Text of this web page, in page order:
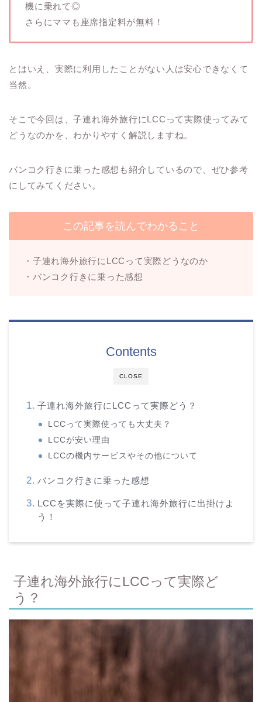
機に乗れて◎
さらにママも座席指定料が無料！
とはいえ、実際に利用したことがない人は安心できなくて
当然。
そこで今回は、子連れ海外旅行にLCCって実際使ってみて
どうなのかを、わかりやすく解説しますね。
バンコク行きに乗った感想も紹介しているので、ぜひ参考
にしてみてください。
この記事を読んでわかること
・子連れ海外旅行にLCCって実際どうなのか
・バンコク行きに乗った感想
CLOSE
Contents
子連れ海外旅行にLCCって実際どう？
LCCって実際使っても大丈夫？
LCCが安い理由
LCCの機内サービスやその他について
バンコク行きに乗った感想
LCCを実際に使って子連れ海外旅行に出掛けよ
う！
子連れ海外旅行にLCCって実際ど
う？